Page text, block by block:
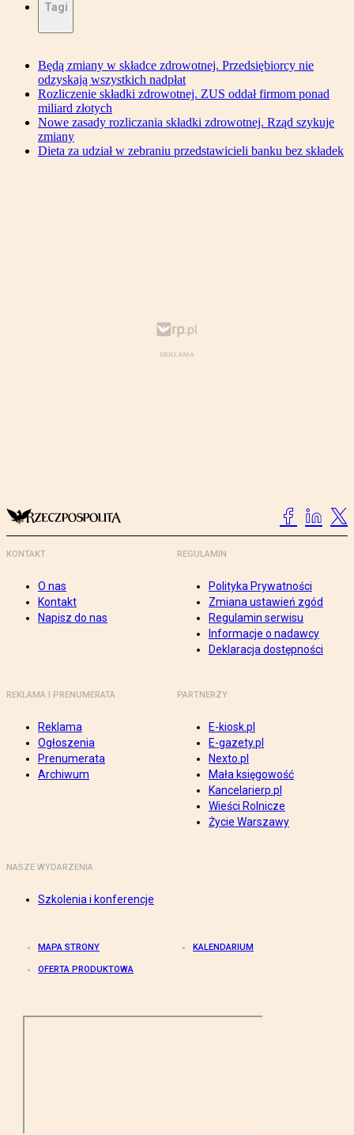
Tagi
Będą zmiany w składce zdrowotnej. Przedsiębiorcy nie
odzyskają wszystkich nadpłat
Rozliczenie składki zdrowotnej. ZUS oddał firmom ponad
miliard złotych
Nowe zasady rozliczania składki zdrowotnej. Rząd szykuje
zmiany
Dieta za udział w zebraniu przedstawicieli banku bez składek
KONTAKT
O nas
Kontakt
Napisz do nas
REGULAMIN
Polityka Prywatności
Zmiana ustawień zgód
Regulamin serwisu
Informacje o nadawcy
Deklaracja dostępności
REKLAMA I PRENUMERATA
Reklama
Ogłoszenia
Prenumerata
Archiwum
PARTNERZY
E-kiosk.pl
E-gazety.pl
Nexto.pl
Mała księgowość
Kancelarierp.pl
Wieści Rolnicze
Życie Warszawy
NASZE WYDARZENIA
Szkolenia i konferencje
MAPA STRONY KALENDARIUM
OFERTA PRODUKTOWA